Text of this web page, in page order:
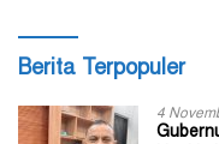
Berita Terpopuler
4